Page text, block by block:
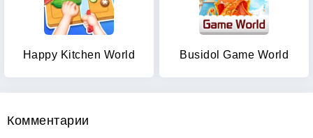
Happy Kitchen World Busidol Game World
Комментарии